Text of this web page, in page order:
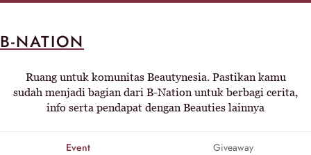
B-NATION
Ruang untuk komunitas Beautynesia. Pastikan kamu
sudah menjadi bagian dari B-Nation untuk berbagi cerita,
info serta pendapat dengan Beauties lainnya
Event Giveaway